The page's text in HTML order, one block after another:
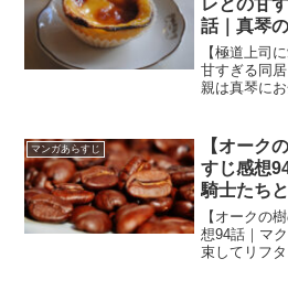
話｜真琴
りに来た
【極道上司
甘すぎる同
親は真琴に
マンガあらすじ
【オーク
すじ感想
騎士たち
得
【オークの
想94話｜マ
束してリフ